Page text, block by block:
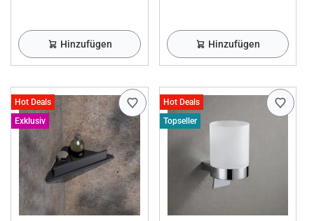
Hinzufügen Hinzufügen
Hot Deals
Exklusiv
Hot Deals
Topseller